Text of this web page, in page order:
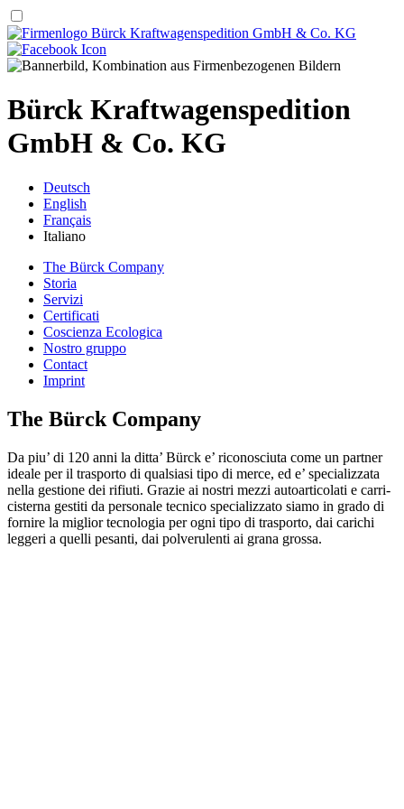
Bürck Kraftwagenspedition
GmbH & Co. KG
Deutsch
English
Français
Italiano
The Bürck Company
Storia
Servizi
Certificati
Coscienza Ecologica
Nostro gruppo
Contact
Imprint
The Bürck Company
Da piu’ di 120 anni la ditta’ Bürck e’ riconosciuta come un partner
ideale per il trasporto di qualsiasi tipo di merce, ed e’ specializzata
nella gestione dei rifiuti. Grazie ai nostri mezzi autoarticolati e carri-
cisterna gestiti da personale tecnico specializzato siamo in grado di
fornire la miglior tecnologia per ogni tipo di trasporto, dai carichi
leggeri a quelli pesanti, dai polverulenti ai grana grossa.